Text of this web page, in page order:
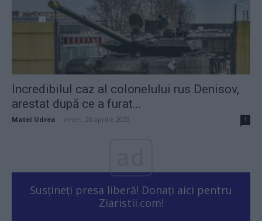
Incredibilul caz al colonelului rus Denisov,
arestat după ce a furat...
Matei Udrea vineri, 28 aprilie 2023 1
Susțineți presa liberă! Donați aici pentru
Ziaristii.com!